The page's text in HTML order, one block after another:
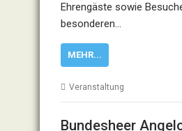
Ehrengäste sowie
besonderen…
MEHR...
Veranstaltung
Bundesheer